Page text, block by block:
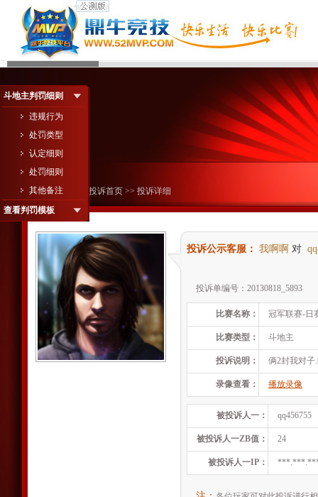
斗地主判罚细则
违规行为
处罚类型
认定细则
处罚细则
其他备注
查看判罚模板
您现在的位置： 投诉首页 >> 投诉详细
投诉公示客服： 我啊啊 对
投诉单编号：20130818_5893
比赛名称： 冠军联赛-日
比赛类型： 斗地主
投诉说明： 俩2封我对子
录像查看： 播放录像
被投诉人一： qq456755
被投诉人一ZB值： 24
被投诉人一IP：